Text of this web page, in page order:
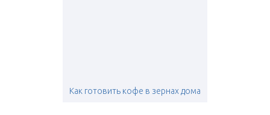
Как готовить кофе в зернах дома